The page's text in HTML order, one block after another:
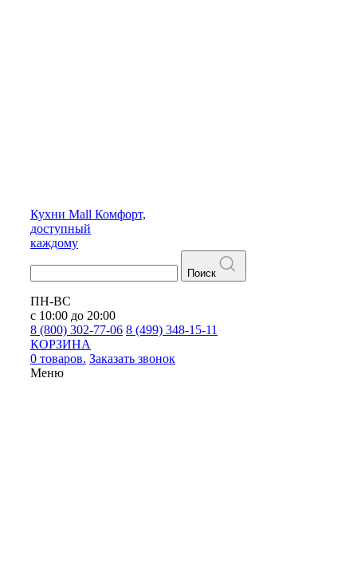
Кухни Mall Комфорт,
доступный
каждому
Поиск
ПН-ВС
с 10:00 до 20:00
8 (800) 302-77-06 8 (499) 348-15-11
КОРЗИНА
0 товаров. Заказать звонок
Меню